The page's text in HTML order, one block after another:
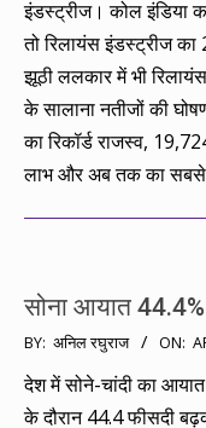
इंडस्ट्रीज। कोल इंडिया
तो रिलायंस इंडस्ट्रीज
झूठी ललकार में भी
के सालाना नतीजों की
का रिकॉर्ड राजस्व,
लाभ और अब तक का सबसे
सोना आयात 44.4%
2012-
04-
19
BY: अनिल रघुराज ON:
देश में सोने-चांदी का आयात
के दौरान 44.4 फीसदी